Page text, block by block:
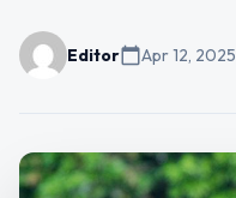
Editorcalendar_todayApr 12, 2025